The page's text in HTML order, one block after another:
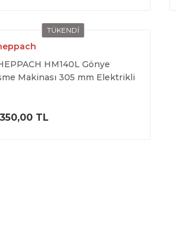
TÜKENDİ
HM140L Gönye
Makinası 305 mm Elektrikli
TL
ÜRÜNÜ İNCELE